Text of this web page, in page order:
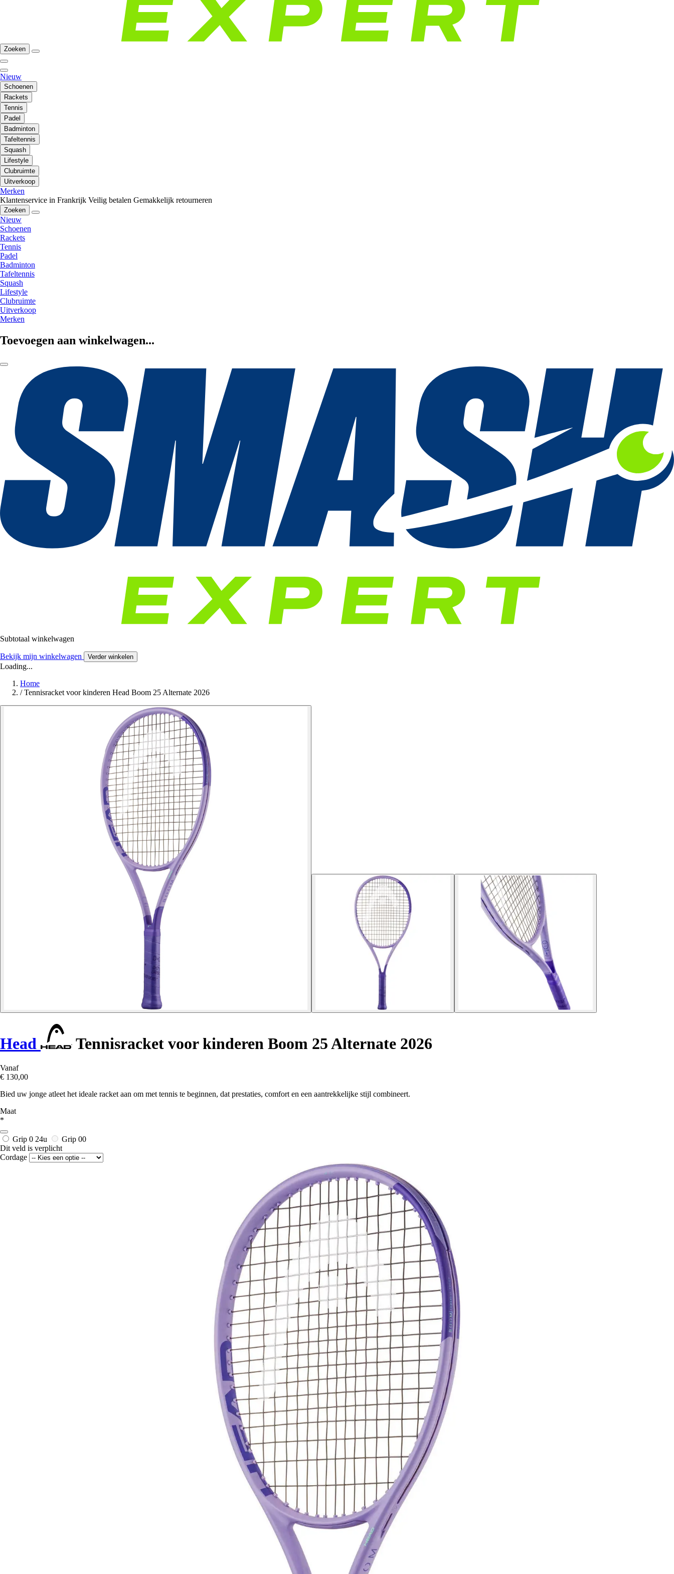
Zoeken
Nieuw
Schoenen
Rackets
Tennis
Padel
Badminton
Tafeltennis
Squash
Lifestyle
Clubruimte
Uitverkoop
Merken
Klantenservice in Frankrijk Veilig betalen Gemakkelijk retourneren
Zoeken
Nieuw
Schoenen
Rackets
Tennis
Padel
Badminton
Tafeltennis
Squash
Lifestyle
Clubruimte
Uitverkoop
Merken
Toevoegen aan winkelwagen...
Subtotaal winkelwagen
Bekijk mijn winkelwagen Verder winkelen
Loading...
Home
/ Tennisracket voor kinderen Head Boom 25 Alternate 2026
Head Tennisracket voor kinderen Boom 25 Alternate 2026
Vanaf
€ 130,00
Bied uw jonge atleet het ideale racket aan om met tennis te beginnen, dat prestaties, comfort en een aantrekkelijke stijl combineert.
Maat
*
Grip 0 24u
Grip 00
Dit veld is verplicht
Cordage